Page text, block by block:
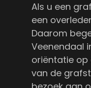
Als u een
een
Daarom
Veenendaal
oriëntatie op
van de